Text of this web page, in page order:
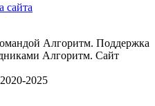
сайта
Алгоритм. Поддержка
Алгоритм. Сайт
2025